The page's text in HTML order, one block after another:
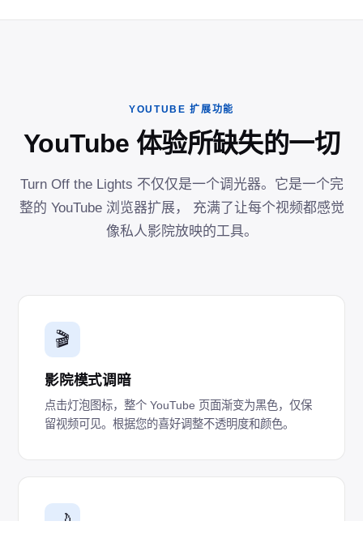
YOUTUBE 扩展功能
YouTube 体验所缺失的一切
Turn Off the Lights 不仅仅是一个调光器。它是一个完
整的 YouTube 浏览器扩展， 充满了让每个视频都感觉
像私人影院放映的工具。
🎬
影院模式调暗
点击灯泡图标，整个 YouTube 页面渐变为黑色，仅保
留视频可见。根据您的喜好调整不透明度和颜色。
🌙